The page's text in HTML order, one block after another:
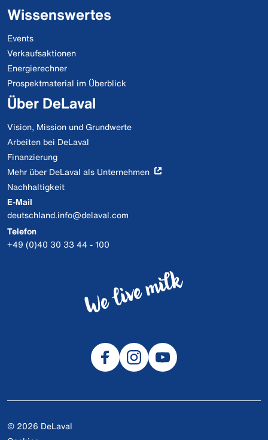
Wissenswertes
Events
Verkaufsaktionen
Energierechner
Prospektmaterial im Überblick
Über DeLaval
Vision, Mission und Grundwerte
Arbeiten bei DeLaval
Finanzierung
Mehr über DeLaval als Unternehmen
Nachhaltigkeit
E-Mail
deutschland.info@delaval.com
Telefon
+49 (0)40 30 33 44 - 100
© 2026 DeLaval